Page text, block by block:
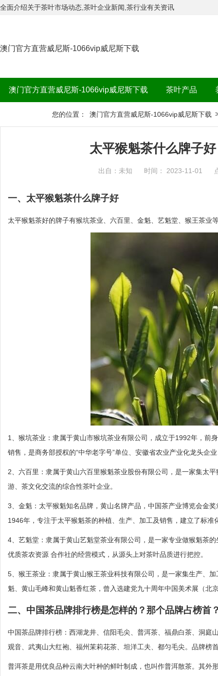
全面介绍关于茶叶市场动态,茶叶企业新闻,茶行业有关资讯
澳门官方直营威尼斯-1066vip威尼斯下载
澳门官方直营威尼斯-1066vip威尼斯下载 茶叶产品
您的位置： 澳门官方直营威尼斯-1066vip威尼斯下载
太平猴魁茶什么牌子
出自：未知 时间： 2023-11-01
一、太平猴魁茶什么牌子好
太平猴魁茶好的牌子有猴坑茶业、六百里、金魁、艺魁堂、猴王茶业
1、猴坑茶业：隶属于黄山市猴坑茶业有限公司，成立于1992年，前
销售，是商务部授权的“中华老字号”单位、安徽省农业产业化龙头企
2、六百里：隶属于黄山六百里猴魁茶业股份有限公司，是一家集太
游、茶文化交流的综合性茶叶企业。
3、金魁：太平猴魁知名品牌，黄山名牌产品，中国茶产业博览会金
1946年，专注于太平猴魁茶的种植、生产、加工及销售，建立了标
4、艺魁堂：隶属于黄山艺魁堂茶业有限公司，是一家专业做猴魁茶
优质茶农资源 合作社的经营模式，从源头上对茶叶品质进行把控。
5、猴王茶业：隶属于黄山猴王茶业科技有限公司，是一家集生产、
魁、黄山毛峰和黄山魁香红茶，曾入选建党九十周年中国美术展（北
二、中国茶品牌排行榜是怎样的？那个品牌占榜首
中国茶品牌排行榜：西湖龙井、信阳毛尖、普洱茶、福鼎白茶、洞
观音、武夷山大红袍、福州茉莉花茶、坦洋工夫、都匀毛尖。品牌榜
普洱茶是用优良品种云南大叶种的鲜叶制成，也叫作普洱散茶。其